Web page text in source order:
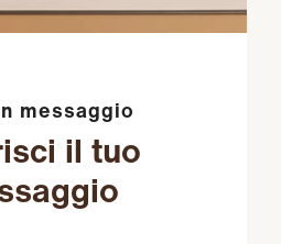
messaggio
il tuo